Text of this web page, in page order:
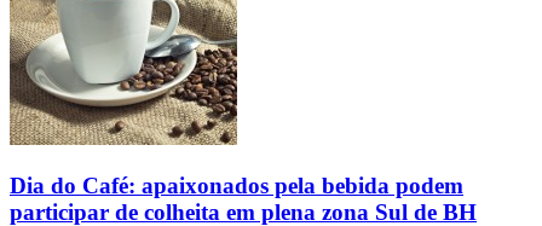
Dia do Café: apaixonados pela bebida podem
participar de colheita em plena zona Sul de BH